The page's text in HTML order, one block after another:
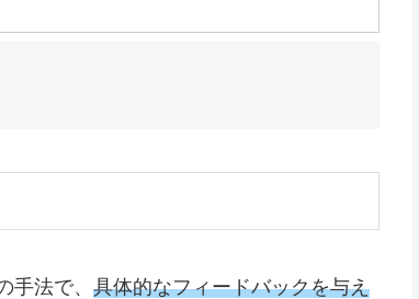
法で、 具体的なフィードバックを与え